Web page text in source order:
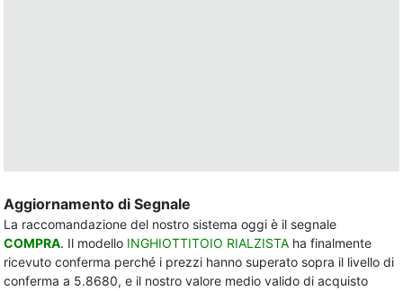
Aggiornamento di Segnale
La raccomandazione del nostro sistema oggi è il segnale
COMPRA. Il modello INGHIOTTITOIO RIALZISTA ha finalmente
ricevuto conferma perché i prezzi hanno superato sopra il livello di
conferma a 5.8680, e il nostro valore medio valido di acquisto